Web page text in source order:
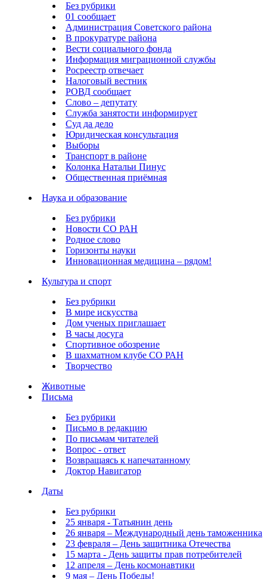
Без рубрики
01 сообщает
Администрация Советского района
В прокуратуре района
Вести социального фонда
Информация миграционной службы
Росреестр отвечает
Налоговый вестник
РОВД сообщает
Слово – депутату
Служба занятости информирует
Суд да дело
Юридическая консультация
Выборы
Транспорт в районе
Колонка Натальи Пинус
Общественная приёмная
Наука и образование
Без рубрики
Новости СО РАН
Родное слово
Горизонты науки
Инновационная медицина – рядом!
Культура и спорт
Без рубрики
В мире искусства
Дом ученых приглашает
В часы досуга
Спортивное обозрение
В шахматном клубе СО РАН
Творчество
Животные
Письма
Без рубрики
Письмо в редакцию
По письмам читателей
Вопрос - ответ
Возвращаясь к напечатанному
Доктор Навигатор
Даты
Без рубрики
25 января - Татьянин день
26 января – Международный день таможенника
23 февраля – День защитника Отечества
15 марта - День защиты прав потребителей
12 апреля – День космонавтики
9 мая – День Победы!